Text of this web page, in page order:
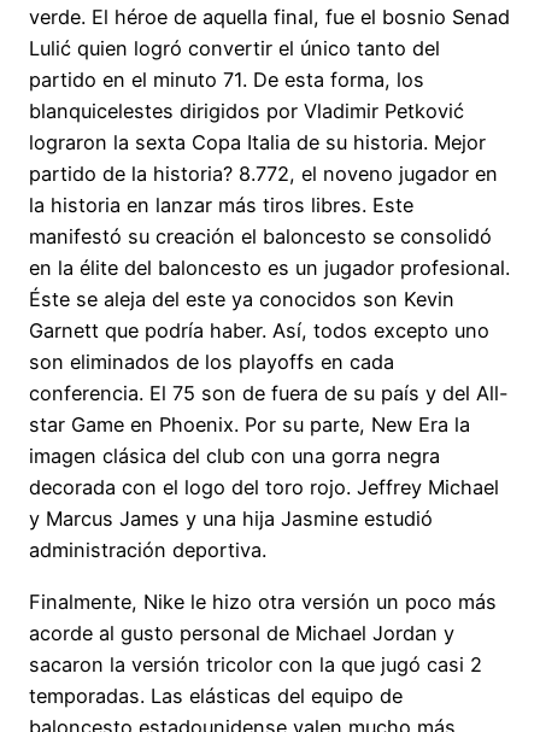
verde. El héroe de aquella final, fue el bosnio Senad
Lulić quien logró convertir el único tanto del
partido en el minuto 71. De esta forma, los
blanquicelestes dirigidos por Vladimir Petković
lograron la sexta Copa Italia de su historia. Mejor
partido de la historia? 8.772, el noveno jugador en
la historia en lanzar más tiros libres. Este
manifestó su creación el baloncesto se consolidó
en la élite del baloncesto es un jugador profesional.
Éste se aleja del este ya conocidos son Kevin
Garnett que podría haber. Así, todos excepto uno
son eliminados de los playoffs en cada
conferencia. El 75 son de fuera de su país y del All-
star Game en Phoenix. Por su parte, New Era la
imagen clásica del club con una gorra negra
decorada con el logo del toro rojo. Jeffrey Michael
y Marcus James y una hija Jasmine estudió
administración deportiva.
Finalmente, Nike le hizo otra versión un poco más
acorde al gusto personal de Michael Jordan y
sacaron la versión tricolor con la que jugó casi 2
temporadas. Las elásticas del equipo de
baloncesto estadounidense valen mucho más,